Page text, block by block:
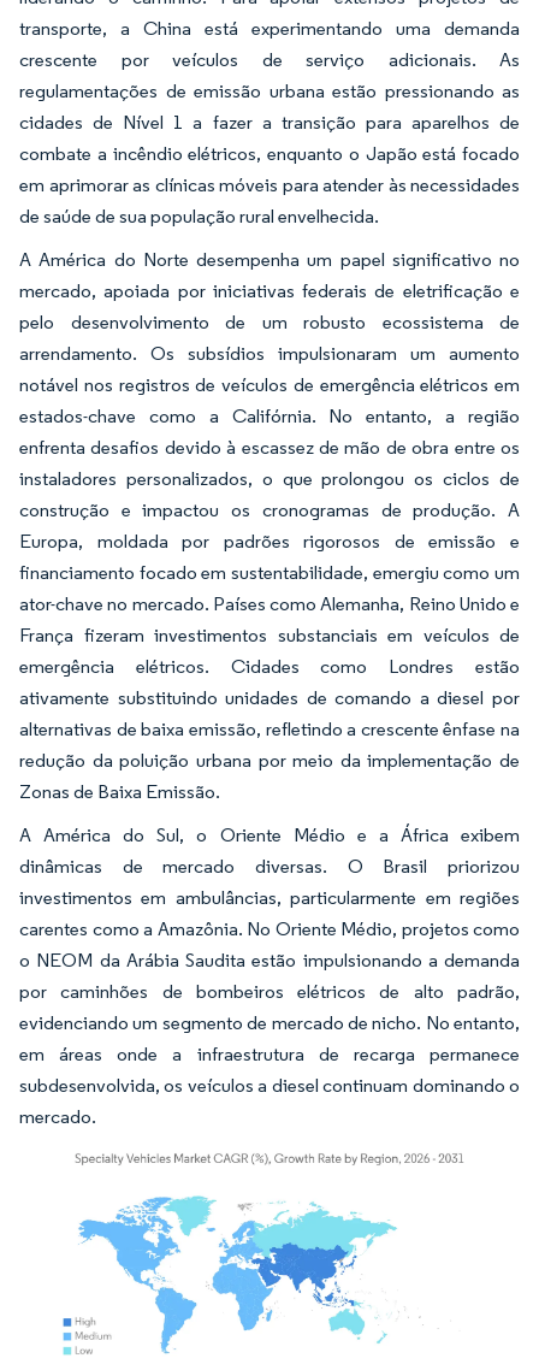
transporte, a China está experimentando uma demanda
crescente por veículos de serviço adicionais. As
regulamentações de emissão urbana estão pressionando as
cidades de Nível 1 a fazer a transição para aparelhos de
combate a incêndio elétricos, enquanto o Japão está focado
em aprimorar as clínicas móveis para atender às necessidades
de saúde de sua população rural envelhecida.
A América do Norte desempenha um papel significativo no
mercado, apoiada por iniciativas federais de eletrificação e
pelo desenvolvimento de um robusto ecossistema de
arrendamento. Os subsídios impulsionaram um aumento
notável nos registros de veículos de emergência elétricos em
estados-chave como a Califórnia. No entanto, a região
enfrenta desafios devido à escassez de mão de obra entre os
instaladores personalizados, o que prolongou os ciclos de
construção e impactou os cronogramas de produção. A
Europa, moldada por padrões rigorosos de emissão e
financiamento focado em sustentabilidade, emergiu como um
ator-chave no mercado. Países como Alemanha, Reino Unido e
França fizeram investimentos substanciais em veículos de
emergência elétricos. Cidades como Londres estão
ativamente substituindo unidades de comando a diesel por
alternativas de baixa emissão, refletindo a crescente ênfase na
redução da poluição urbana por meio da implementação de
Zonas de Baixa Emissão.
A América do Sul, o Oriente Médio e a África exibem
dinâmicas de mercado diversas. O Brasil priorizou
investimentos em ambulâncias, particularmente em regiões
carentes como a Amazônia. No Oriente Médio, projetos como
o NEOM da Arábia Saudita estão impulsionando a demanda
por caminhões de bombeiros elétricos de alto padrão,
evidenciando um segmento de mercado de nicho. No entanto,
em áreas onde a infraestrutura de recarga permanece
subdesenvolvida, os veículos a diesel continuam dominando o
mercado.